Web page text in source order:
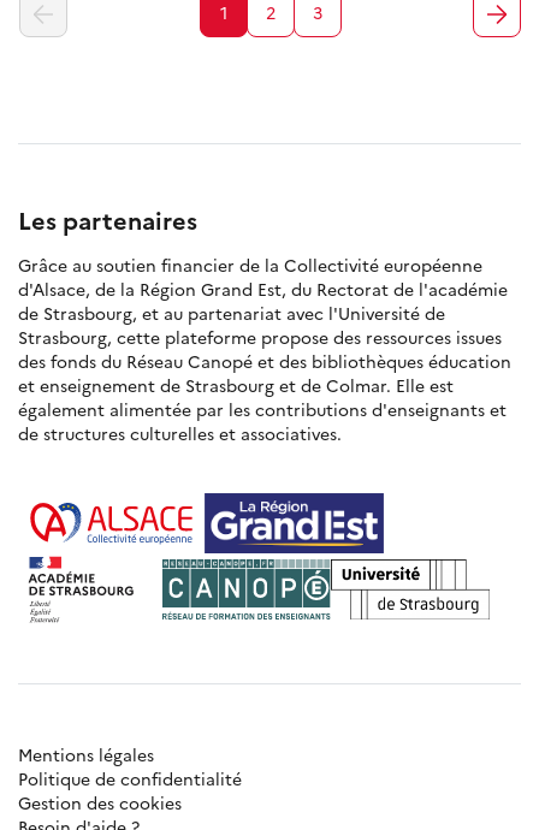
1 2 3
Les partenaires
Grâce au soutien financier de la Collectivité européenne
d'Alsace, de la Région Grand Est, du Rectorat de l'académie
de Strasbourg, et au partenariat avec l'Université de
Strasbourg, cette plateforme propose des ressources issues
des fonds du Réseau Canopé et des bibliothèques éducation
et enseignement de Strasbourg et de Colmar. Elle est
également alimentée par les contributions d'enseignants et
de structures culturelles et associatives.
Mentions légales
Politique de confidentialité
Gestion des cookies